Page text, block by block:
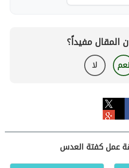
المقال مفيداً؟
لا
عمل كفتة العدس